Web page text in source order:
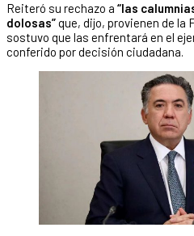
Reiteró su rechazo a “las
dolosas”que, dijo, provienen de la
sostuvo que las enfrentará en el
conferido por decisión ciudadana.